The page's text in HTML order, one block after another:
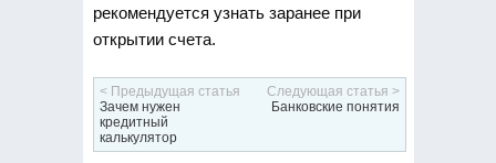
рекомендуется узнать заранее при
открытии счета.
< Предыдущая статья
Зачем нужен
кредитный
калькулятор
Следующая статья >
Банковские понятия